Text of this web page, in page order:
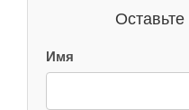
Имя